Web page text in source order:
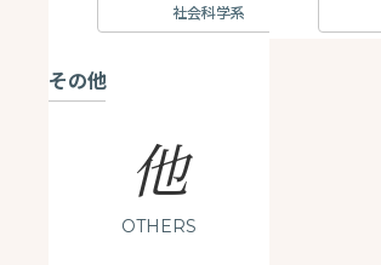
社会科学系
その他
他
OTHERS